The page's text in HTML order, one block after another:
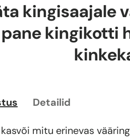
kingisaajale
pane kingikotti
Detailid
mitu erinevas